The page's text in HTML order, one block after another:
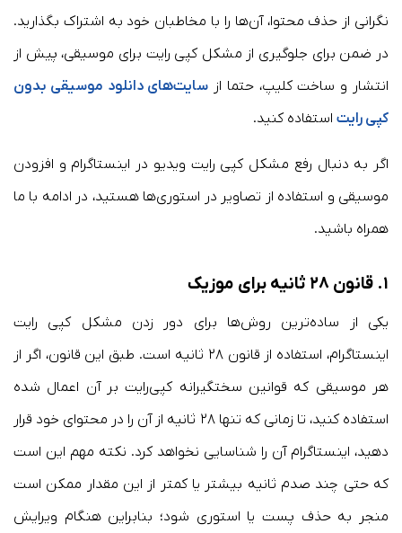
نگرانی از حذف محتوا، آن‌ها را با مخاطبان خود به اشتراک بگذارید.
در ضمن برای جلوگیری از مشکل کپی رایت برای موسیقی، پیش از
انتشار و ساخت کلیپ، حتما از سایت‌های دانلود موسیقی بدون
کپی رایت استفاده کنید.
اگر به دنبال رفع مشکل کپی رایت ویدیو در اینستاگرام و افزودن
موسیقی و استفاده از تصاویر در استوری‌ها هستید، در ادامه با ما
همراه باشید.
۱. قانون ۲۸ ثانیه برای موزیک
یکی از ساده‌ترین روش‌ها برای دور زدن مشکل کپی رایت
اینستاگرام، استفاده از قانون ۲۸ ثانیه است. طبق این قانون، اگر از
هر موسیقی که قوانین سختگیرانه کپی‌رایت بر آن اعمال شده
استفاده کنید، تا زمانی که تنها ۲۸ ثانیه از آن را در محتوای خود قرار
دهید، اینستاگرام آن را شناسایی نخواهد کرد. نکته مهم این است
که حتی چند صدم ثانیه بیشتر یا کمتر از این مقدار ممکن است
منجر به حذف پست یا استوری شود؛ بنابراین هنگام ویرایش